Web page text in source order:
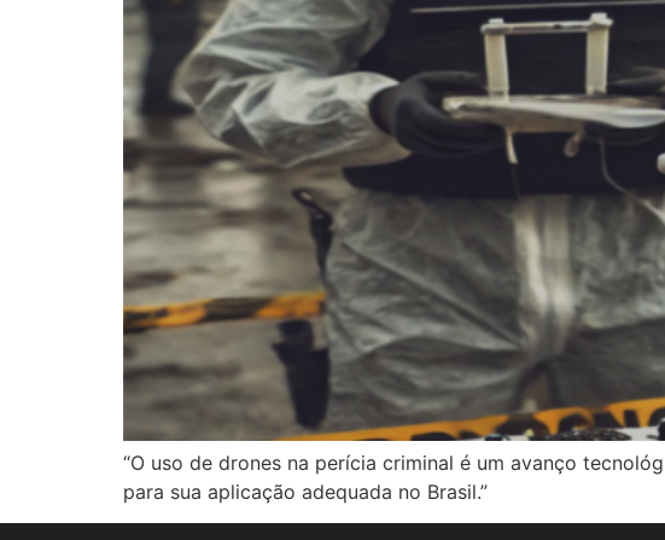
“O uso de drones na perícia criminal é um avanço
para sua aplicação adequada no Brasil.”